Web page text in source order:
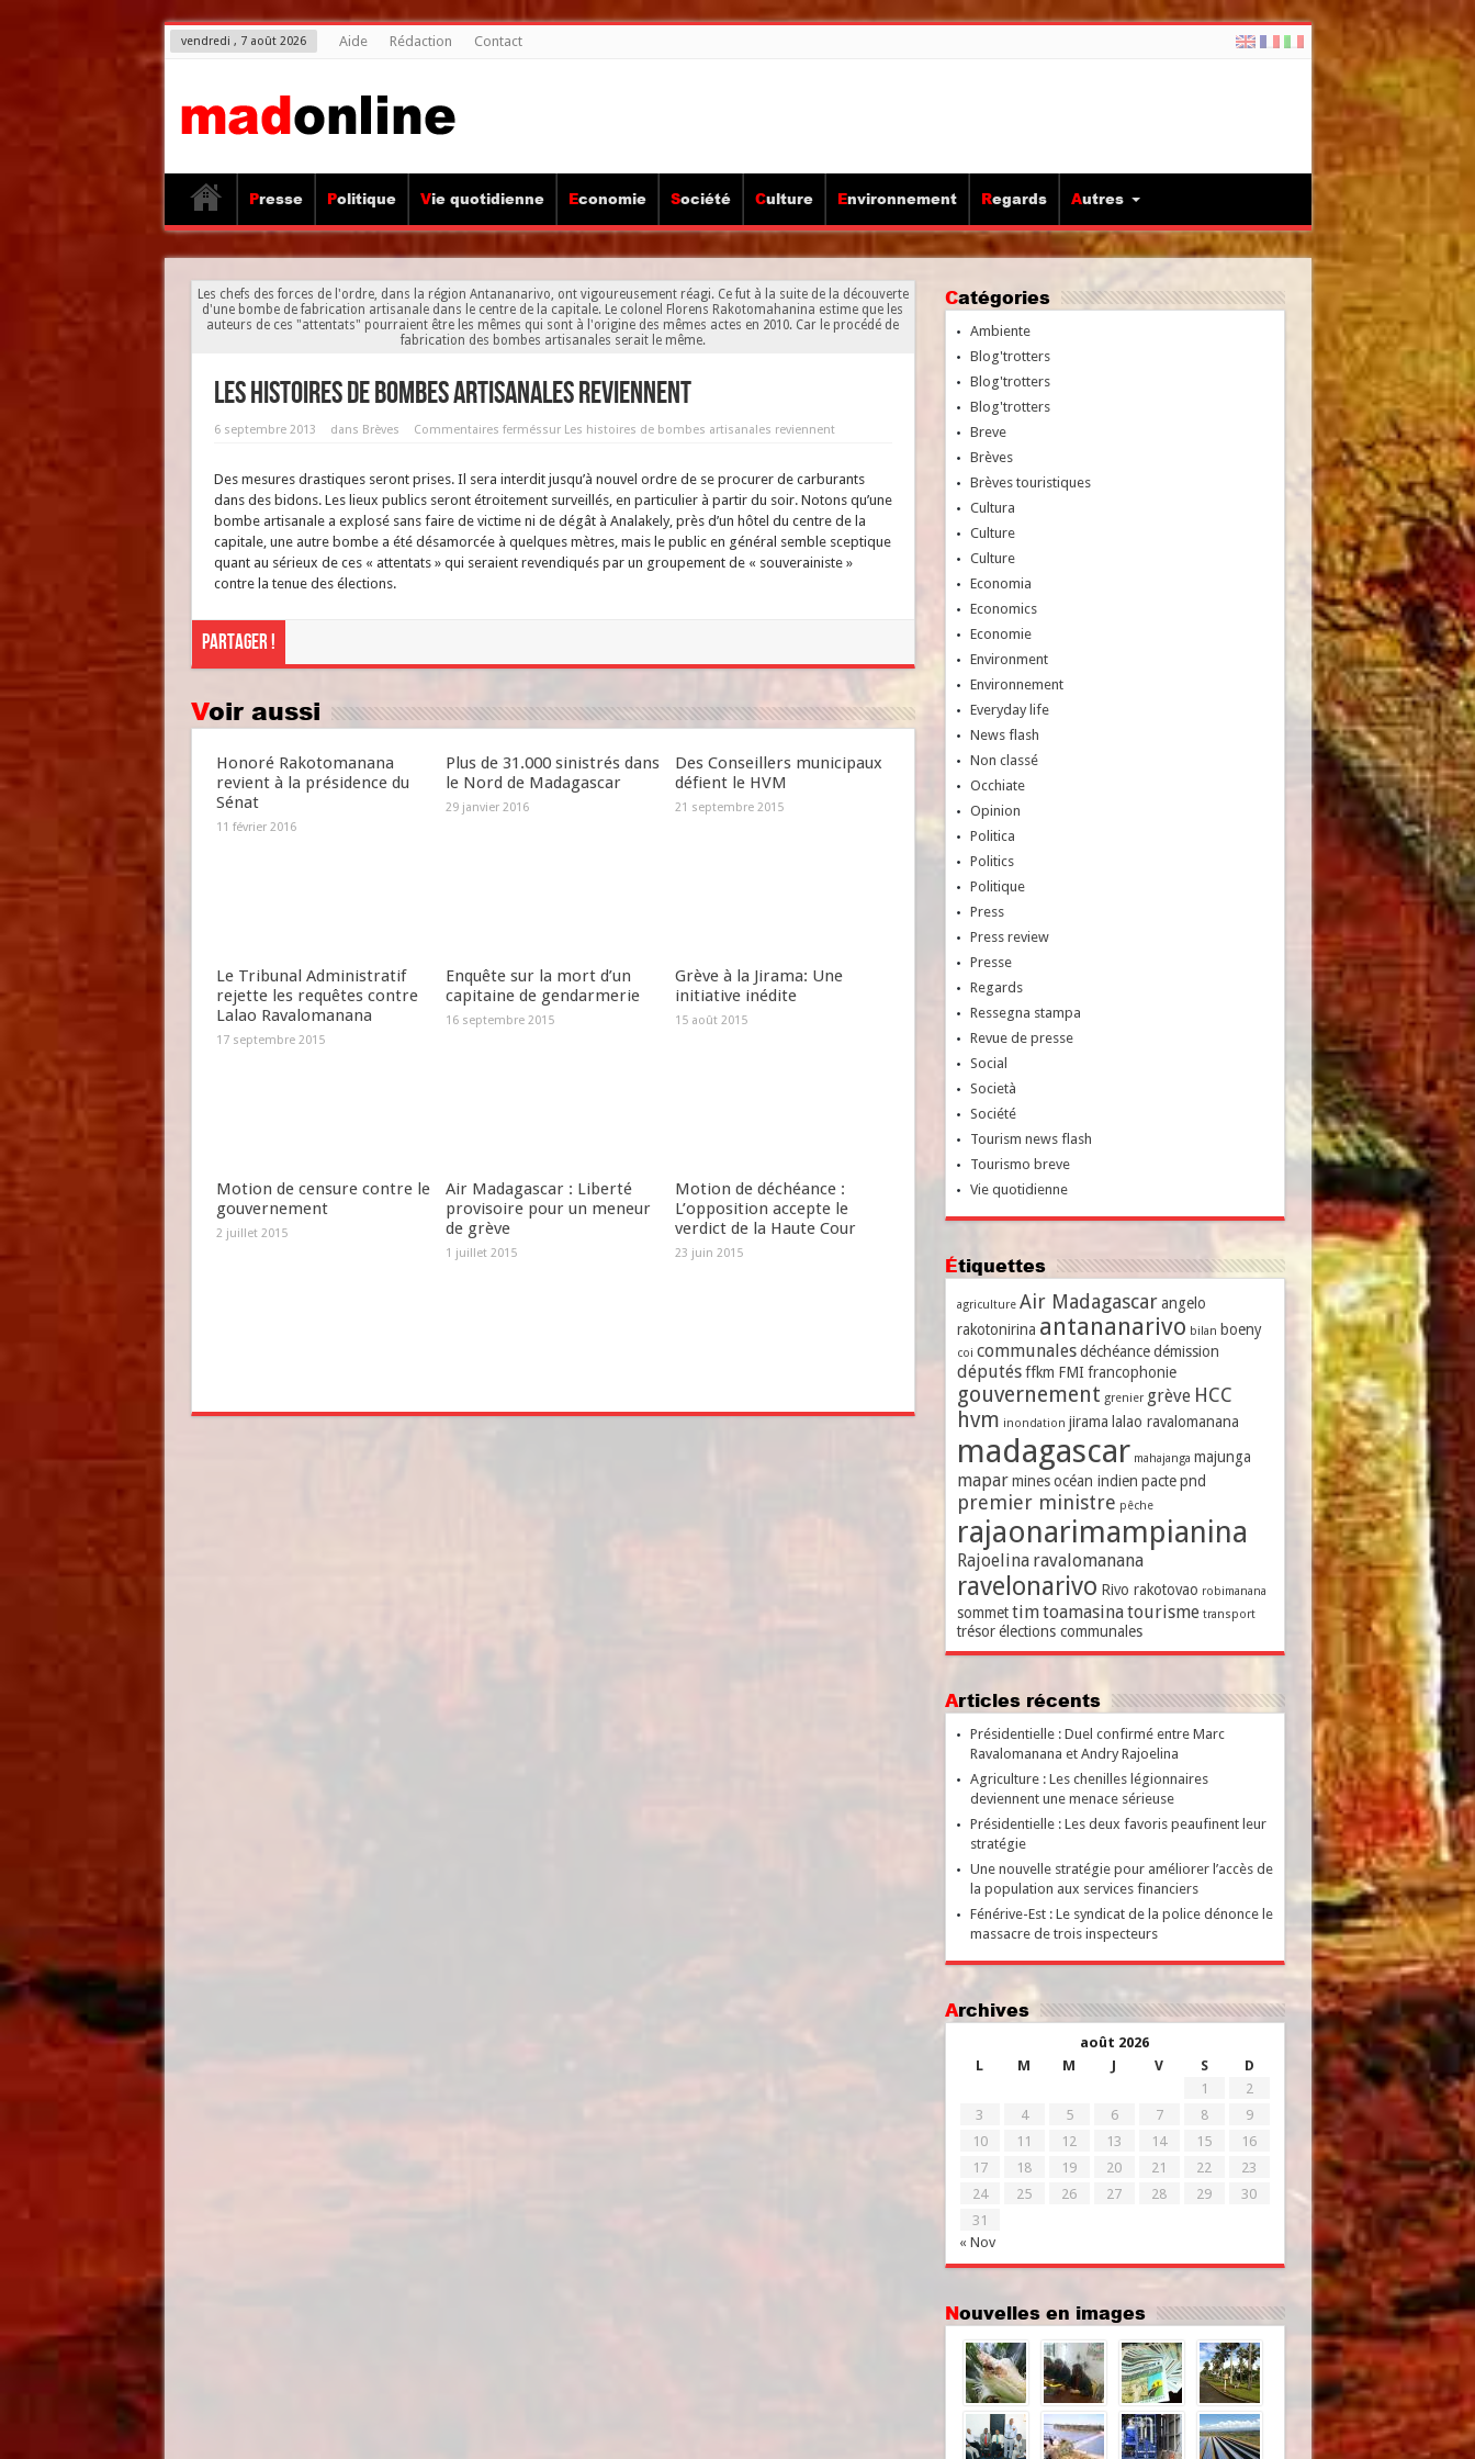
vendredi , 7 août 2026 Aide Rédaction Contact
Presse Politique Vie quotidienne Economie Société Culture Environnement Regards Autres
Les chefs des forces de l'ordre, dans la région Antananarivo, ont vigoureusement réagi. Ce fut à la suite de la découverte
d'une bombe de fabrication artisanale dans le centre de la capitale. Le colonel Florens Rakotomahanina estime que les
auteurs de ces "attentats" pourraient être les mêmes qui sont à l'origine des mêmes actes en 2010. Car le procédé de
fabrication des bombes artisanales serait le même.
Les histoires de bombes artisanales reviennent
6 septembre 2013 dans Brèves Commentaires ferméssur Les histoires de bombes artisanales reviennent
Des mesures drastiques seront prises. Il sera interdit jusqu’à nouvel ordre de se procurer de carburants
dans des bidons. Les lieux publics seront étroitement surveillés, en particulier à partir du soir. Notons qu’une
bombe artisanale a explosé sans faire de victime ni de dégât à Analakely, près d’un hôtel du centre de la
capitale, une autre bombe a été désamorcée à quelques mètres, mais le public en général semble sceptique
quant au sérieux de ces « attentats » qui seraient revendiqués par un groupement de « souverainiste »
contre la tenue des élections.
Partager !
Voir aussi
Honoré Rakotomanana
revient à la présidence du
Sénat
11 février 2016
Plus de 31.000 sinistrés dans
le Nord de Madagascar
29 janvier 2016
Des Conseillers municipaux
défient le HVM
21 septembre 2015
Le Tribunal Administratif
rejette les requêtes contre
Lalao Ravalomanana
17 septembre 2015
Enquête sur la mort d’un
capitaine de gendarmerie
16 septembre 2015
Grève à la Jirama: Une
initiative inédite
15 août 2015
Motion de censure contre le
gouvernement
2 juillet 2015
Air Madagascar : Liberté
provisoire pour un meneur
de grève
1 juillet 2015
Motion de déchéance :
L’opposition accepte le
verdict de la Haute Cour
23 juin 2015
Catégories
Ambiente
Blog'trotters
Blog'trotters
Blog'trotters
Breve
Brèves
Brèves touristiques
Cultura
Culture
Culture
Economia
Economics
Economie
Environment
Environnement
Everyday life
News flash
Non classé
Occhiate
Opinion
Politica
Politics
Politique
Press
Press review
Presse
Regards
Ressegna stampa
Revue de presse
Social
Società
Société
Tourism news flash
Tourismo breve
Vie quotidienne
Étiquettes
agriculture Air Madagascar angelo
rakotonirina antananarivo bilan boeny
coi communales déchéance démission
députés ffkm FMI francophonie
gouvernement grenier grève HCC
hvm inondation jirama lalao ravalomanana
madagascar mahajanga majunga
mapar mines océan indien pacte pnd
premier ministre pêche
rajaonarimampianina
Rajoelina ravalomanana
ravelonarivo Rivo rakotovao robimanana
sommet timtoamasinatourisme transport
trésor élections communales
Articles récents
Présidentielle : Duel confirmé entre Marc
Ravalomanana et Andry Rajoelina
Agriculture : Les chenilles légionnaires
deviennent une menace sérieuse
Présidentielle : Les deux favoris peaufinent leur
stratégie
Une nouvelle stratégie pour améliorer l’accès de
la population aux services financiers
Fénérive-Est : Le syndicat de la police dénonce le
massacre de trois inspecteurs
Archives
août 2026
L
M M J V S D
« Nov
1
2
3
4 5 6 7 8
9
10
11 12 13 14 15
16
17
18 19 20 21 22
23
24
25 26 27 28 29
30
31
Nouvelles en images